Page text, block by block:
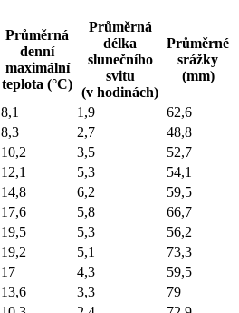
Průměrná
denní
maximální
teplota (°C)
Průměrná
délka
slunečního
svitu
(v hodinách)
Průměrné
srážky
(mm)
8,1 1,9
62,6
8,3 2,7
48,8
10,2 3,5
52,7
12,1 5,3
54,1
14,8 6,2
59,5
17,6 5,8
66,7
19,5 5,3
56,2
19,2 5,1
73,3
17 4,3
59,5
13,6 3,3
79